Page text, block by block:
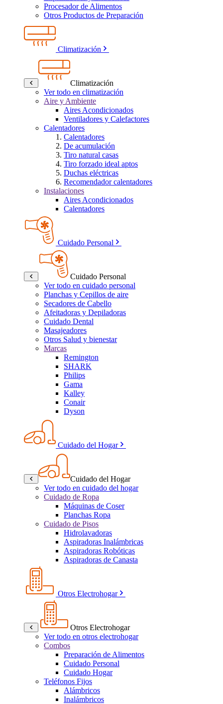
Procesador de Alimentos
Otros Productos de Preparación
Climatización
Climatización
Ver todo en climatización
Aire y Ambiente
Aires Acondicionados
Ventiladores y Calefactores
Calentadores
Calentadores
De acumulación
Tiro natural casas
Tiro forzado ideal aptos
Duchas eléctricas
Recomendador calentadores
Instalaciones
Aires Acondicionados
Calentadores
Cuidado Personal
Cuidado Personal
Ver todo en cuidado personal
Planchas y Cepillos de aire
Secadores de Cabello
Afeitadoras y Depiladoras
Cuidado Dental
Masajeadores
Otros Salud y bienestar
Marcas
Remington
SHARK
Philips
Gama
Kalley
Conair
Dyson
Cuidado del Hogar
Cuidado del Hogar
Ver todo en cuidado del hogar
Cuidado de Ropa
Máquinas de Coser
Planchas Ropa
Cuidado de Pisos
Hidrolavadoras
Aspiradoras Inalámbricas
Aspiradoras Robóticas
Aspiradoras de Canasta
Otros Electrohogar
Otros Electrohogar
Ver todo en otros electrohogar
Combos
Preparación de Alimentos
Cuidado Personal
Cuidado Hogar
Teléfonos Fijos
Alámbricos
Inalámbricos